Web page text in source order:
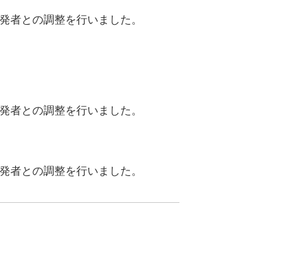
者との調整を行いました。
者との調整を行いました。
者との調整を行いました。